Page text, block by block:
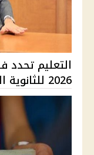
التعليم تحدد
2026 للثانوية العامة بالد...